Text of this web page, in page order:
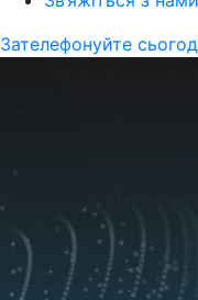
Зателефонуйте